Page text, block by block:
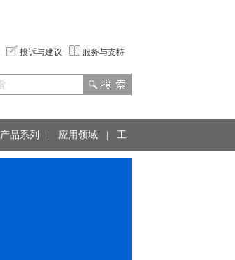
投诉与建议 服务与支持
产品系列 应用领域 工